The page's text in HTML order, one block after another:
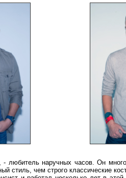
любитель наручных часов. Он
стиль, чем строго классические